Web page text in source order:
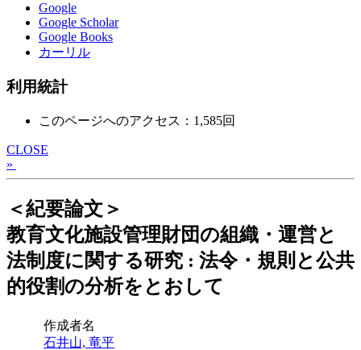
Google
Google Scholar
Google Books
カーリル
利用統計
このページへのアクセス：1,585回
CLOSE
»
＜紀要論文＞
教育文化施設管理財団の組織・運営と
法制度に関する研究 : 法令・規則と公共
的役割の分析をとおして
作成者名
石井山, 竜平